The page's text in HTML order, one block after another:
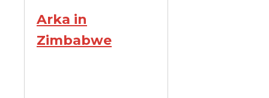
Arka in
Zimbabwe